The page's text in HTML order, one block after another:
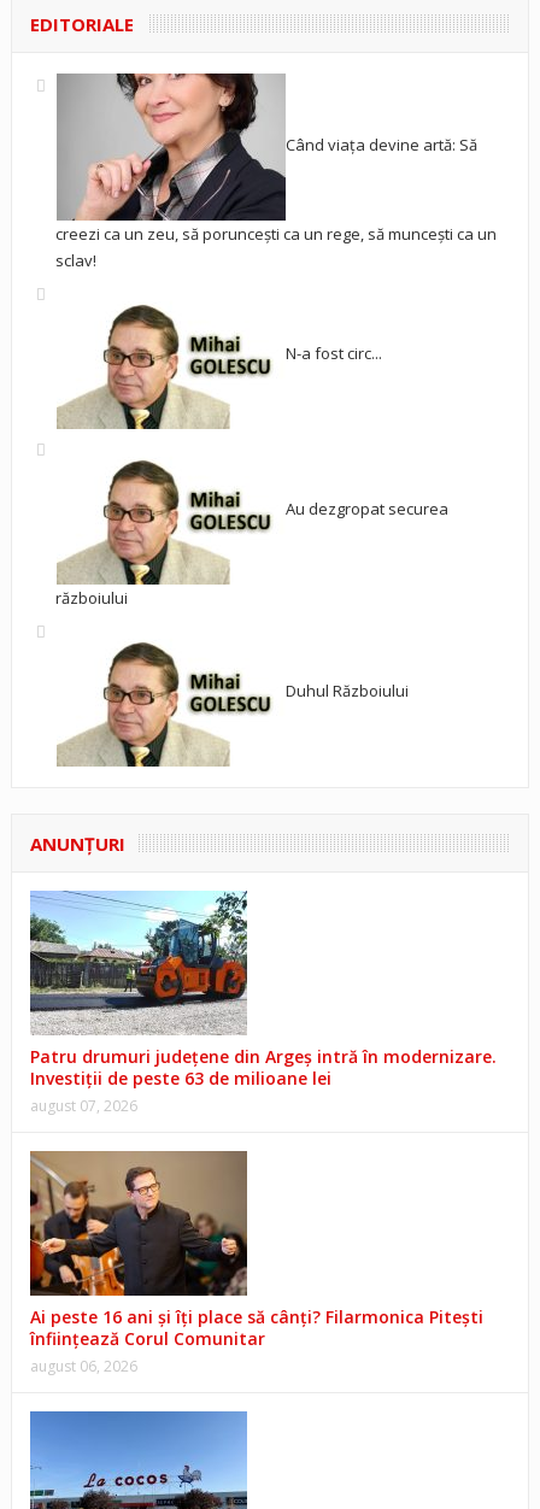
EDITORIALE
Când viața devine artă: Să
creezi ca un zeu, să poruncești ca un rege, să muncești ca un
sclav!
N-a fost circ...
Au dezgropat securea
războiului
Duhul Războiului
ANUNŢURI
Patru drumuri județene din Argeș intră în modernizare.
Investiții de peste 63 de milioane lei
august 07, 2026
Ai peste 16 ani și îți place să cânți? Filarmonica Pitești
înființează Corul Comunitar
august 06, 2026